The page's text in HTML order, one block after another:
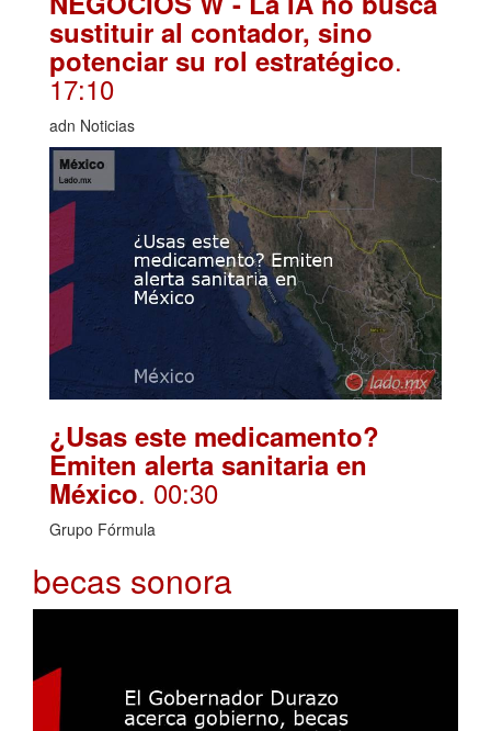
sustituir al contador, sino
potenciar su rol estratégico.
17:10
adn Noticias
¿Usas este medicamento?
Emiten alerta sanitaria en
México. 00:30
Grupo Fórmula
becas sonora